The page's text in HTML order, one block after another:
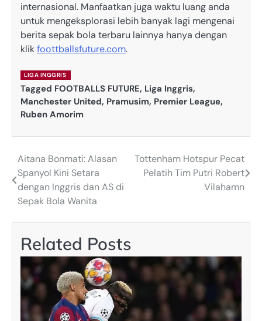
internasional. Manfaatkan juga waktu luang anda
untuk mengeksplorasi lebih banyak lagi mengenai
berita sepak bola terbaru lainnya hanya dengan
klikfoottballsfuture.com.
LIGA INGGRIS
Tagged FOOTBALLS FUTURE, Liga Inggris,
Manchester United, Pramusim, Premier League,
Ruben Amorim
Post
navigation
Aitana Bonmati: Alasan
Spanyol Kini Setara
dengan Inggris dan AS di
Sepak Bola Wanita
Tottenham Hotspur Pecat
Pelatih Tim Putri Robert
Vilahamn
Related Posts